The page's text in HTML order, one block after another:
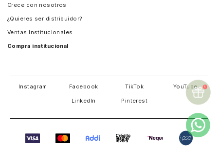
Crece con nosotros
¿Quieres ser distribuidor?
Ventas Institucionales
Compra institucional
Instagram Facebook TikTok YouTube
LinkedIn Pinterest